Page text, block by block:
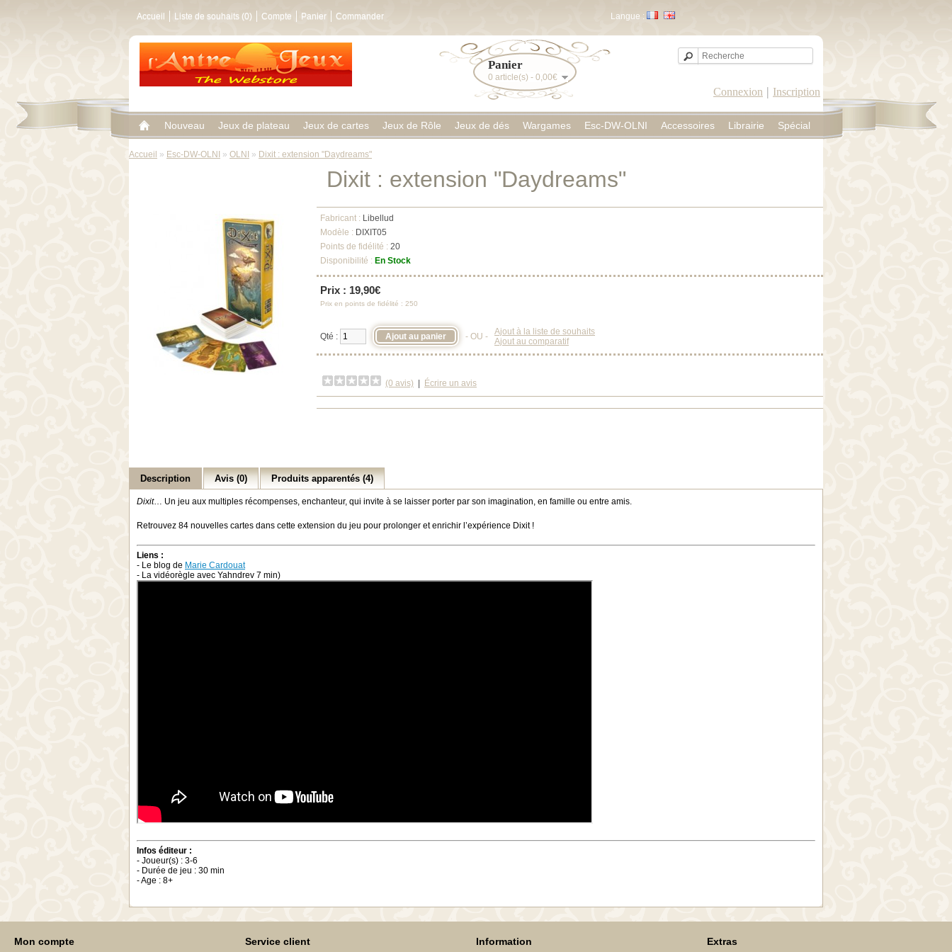
Langue :
Panier
0 article(s) - 0,00€
Connexion | Inscription
Accueil Liste de souhaits (0) Compte Panier Commander
Nouveau Jeux de plateau Jeux de cartes Jeux de Rôle Jeux de dés Wargames Esc-DW-OLNI Accessoires Librairie Spécial
Accueil » Esc-DW-OLNI » OLNI » Dixit : extension "Daydreams"
Dixit : extension "Daydreams"
Fabricant : Libellud
Modèle : DIXIT05
Points de fidélité : 20
Disponibilité : En Stock
Prix : 19,90€
Prix en points de fidélité : 250
Qté : - OU -
Ajout à la liste de souhaits
Ajout au comparatif
(0 avis) Écrire un avis
Description Avis (0) Produits apparentés (4)
Dixit… Un jeu aux multiples récompenses, enchanteur, qui invite à se laisser porter par son imagination, en famille ou entre amis.
Retrouvez 84 nouvelles cartes dans cette extension du jeu pour prolonger et enrichir l’expérience Dixit !
Liens :
- Le blog de Marie Cardouat
- La vidéorègle avec Yahndrev 7 min)
Infos éditeur :
- Joueur(s) : 3-6
- Durée de jeu : 30 min
- Age : 8+
Mon compte Service client Information Extras